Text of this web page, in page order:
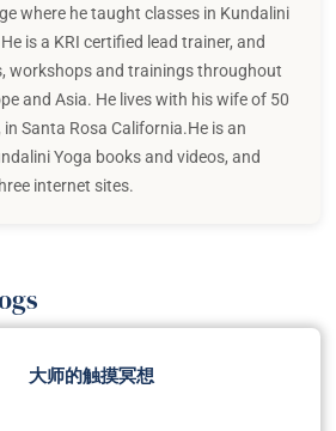
where he taught classes in Kundalini
is a KRI certified lead trainer, and
workshops and trainings throughout
and Asia. He lives with his wife of 50
Santa Rosa California.He is an
Yoga books and videos, and
internet sites.
大师的触摸冥想